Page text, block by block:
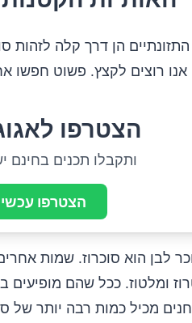
התזונתיים הן דרך קלה
רוצים לקצץ. פשוט חפשו
הצטרפו
ותקבלו תכנים בחינם
הצטרפו
לבן הוא סוכרוז. שמות
ומלטוז. ככל שהם מופיעים
מכיל כמות רבה יותר של